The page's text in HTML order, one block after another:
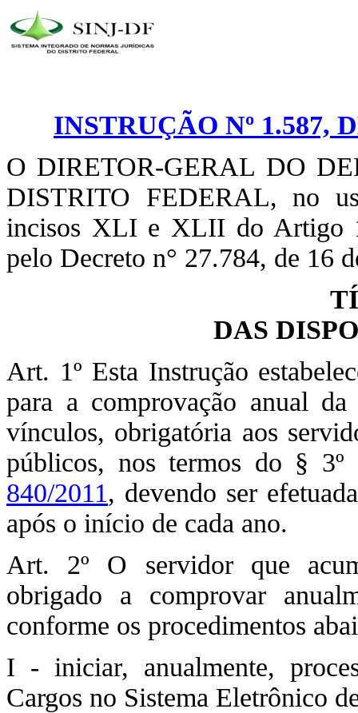
INSTRUÇÃO Nº 1.587,
O DIRETOR-GERAL DO
DISTRITO FEDERAL, no
incisos XLI e XLII do Artigo
pelo Decreto n° 27.784, de 16
DAS
Art. 1º Esta Instrução
para a comprovação anual
vínculos, obrigatória aos
públicos, nos termos do §
840/2011, devendo ser
após o início de cada ano.
Art. 2º O servidor que
obrigado a comprovar
conforme os procedimentos
I - iniciar, anualmente,
Cargos no Sistema Eletrônico